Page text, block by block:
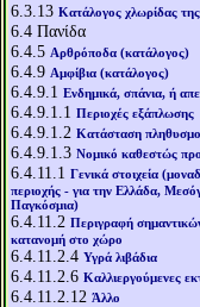
6.3.13 Κατάλογος χλωρίδας
6.4 Πανίδα
6.4.5 Αρθρόποδα (κατάλογος)
6.4.9 Αμφίβια (κατάλογος)
6.4.9.1 Ενδημικά, σπάνια, ή
6.4.9.1.1 Περιοχές εξάπλωσης
6.4.9.1.2 Κατάσταση
6.4.9.1.3 Νομικό καθεστώς
6.4.11.1 Γενικά στοιχεία
περιοχής - για την Ελλάδα,
Παγκόσμια)
6.4.11.2 Περιγραφή
κατανομή στο χώρο
6.4.11.2.4 Υγρά λιβάδια
6.4.11.2.6 Καλλιεργούμενες
6.4.11.2.12 Άλλο